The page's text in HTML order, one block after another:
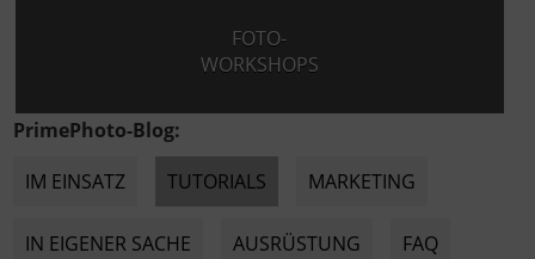
FOTO-
WORKSHOPS
PrimePhoto-Blog:
IM EINSATZ
TUTORIALS MARKETING
IN EIGENER SACHE AUSRÜSTUNG FAQ